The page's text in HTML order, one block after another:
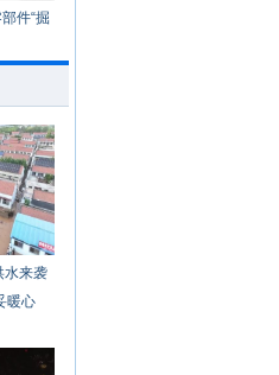
件“掘
水来袭
暖心